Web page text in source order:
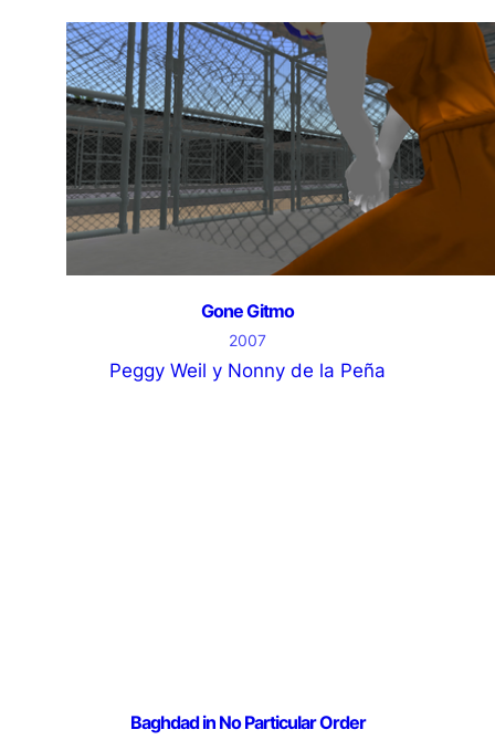
Gone Gitmo
2007
Peggy Weil y Nonny de la Peña
Baghdad in No Particular Order